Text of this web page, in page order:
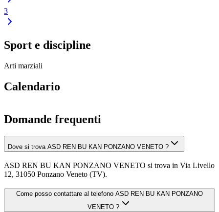
3
Sport e discipline
Arti marziali
Calendario
Domande frequenti
Dove si trova ASD REN BU KAN PONZANO VENETO ?
ASD REN BU KAN PONZANO VENETO si trova in Via Livello
12, 31050 Ponzano Veneto (TV).
Come posso contattare al telefono ASD REN BU KAN PONZANO
VENETO ?